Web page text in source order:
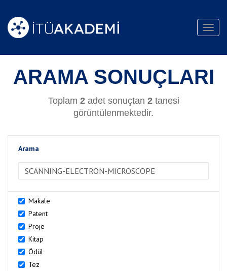
ARAMA SONUÇLARI
Toplam 2adet sonuçtan 2tanesi
görüntülenmektedir.
Arama
>Arama
Makale
Patent
Proje
Kitap
Ödül
Tez